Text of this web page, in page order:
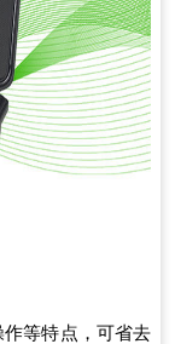
等特点，可省去